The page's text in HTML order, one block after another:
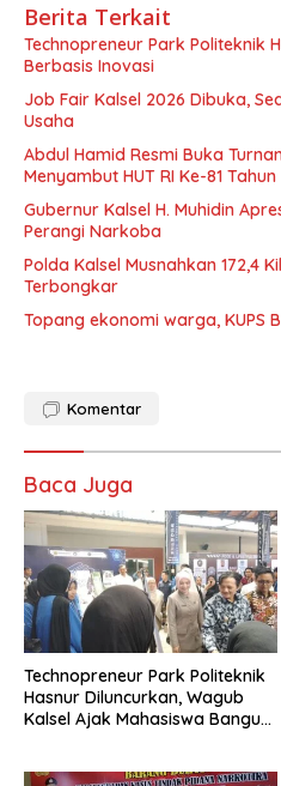
Berita Terkait
Technopreneur Park Politeknik
Berbasis Inovasi
Job Fair Kalsel 2026 Dibuka,
Usaha
Abdul Hamid Resmi Buka
Menyambut HUT RI Ke-81 Tahun
Gubernur Kalsel H. Muhidin
Perangi Narkoba
Polda Kalsel Musnahkan 172,4
Terbongkar
Topang ekonomi warga, KUPS
Komentar
Baca Juga
Technopreneur Park Politeknik
Hasnur Diluncurkan, Wagub
Kalsel Ajak Mahasiswa Bangun